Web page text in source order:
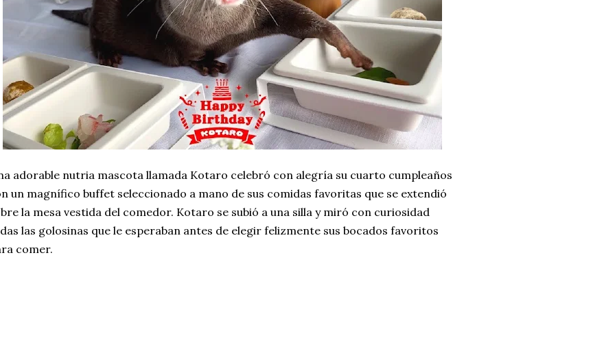
adorable nutria mascota llamada Kotaro celebró con alegría su cuarto cumpleaños
un magnífico buffet seleccionado a mano de sus comidas favoritas que se extendió
la mesa vestida del comedor. Kotaro se subió a una silla y miró con curiosidad
las golosinas que le esperaban antes de elegir felizmente sus bocados favoritos
comer.